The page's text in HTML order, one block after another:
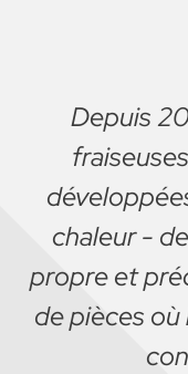
Depuis
chaleur -
propre et
de pièces
Nous nous
apporter